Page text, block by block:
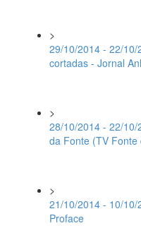
>
29/10/2014 - 22/
cortadas - Jornal
>
28/10/2014 - 22/
da Fonte (TV Fonte
>
21/10/2014 - 10/
Proface